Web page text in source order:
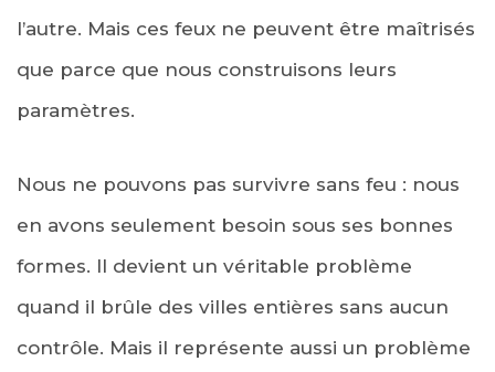
l’autre. Mais ces feux ne peuvent être maîtrisés
que parce que nous construisons leurs
paramètres.
Nous ne pouvons pas survivre sans feu : nous
en avons seulement besoin sous ses bonnes
formes. Il devient un véritable problème
quand il brûle des villes entières sans aucun
contrôle. Mais il représente aussi un problème